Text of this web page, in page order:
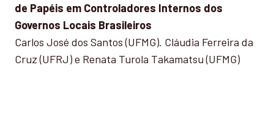
de Papéis em Controladores Internos dos
Governos Locais Brasileiros
Carlos José dos Santos (UFMG). Cláudia Ferreira da
Cruz (UFRJ) e Renata Turola Takamatsu (UFMG)